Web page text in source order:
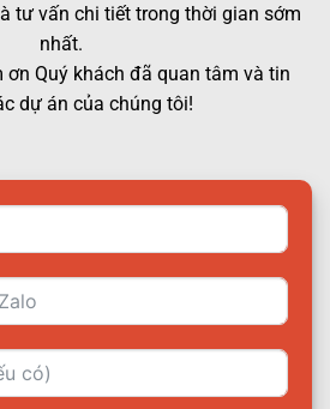
tư vấn chi tiết trong thời gian sớm
nhất.
ơn Quý khách đã quan tâm và tin
dự án của chúng tôi!